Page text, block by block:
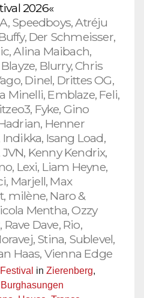
2026«
Speedboys, Atréju
Der Schmeisser,
Alina Maibach,
Blurry, Chris
Dinel, Drittes OG,
Minelli, Emblaze, Feli,
Fyke, Gino
Henner
Isang Load,
Kenny Kendrix,
Lexi, Liam Heyne,
Marjell, Max
milène, Naro &
Mentha, Ozzy
Dave, Rio,
Stina, Sublevel,
Haas, Vienna Edge
Festival in Zierenberg,